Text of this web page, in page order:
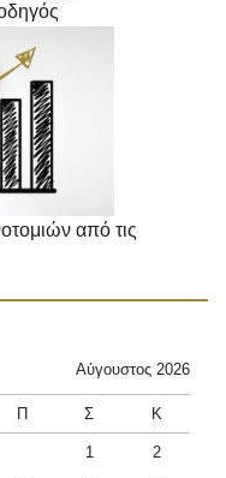
από τις
Αύγουστος 2026
Π Σ Κ
1 2